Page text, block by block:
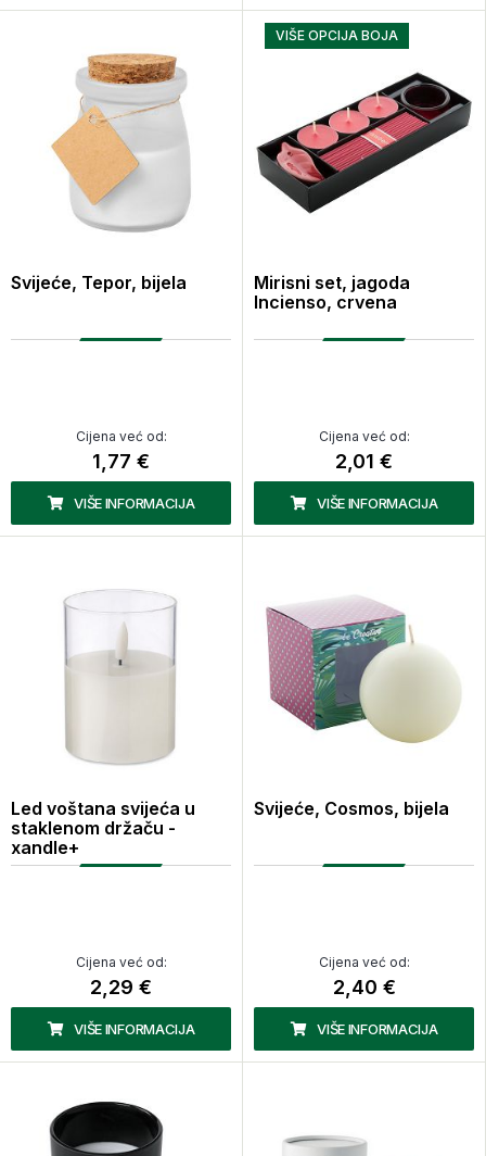
Svijeće, Tepor, bijela
Cijena već od:
1,77 €
VIŠE INFORMACIJA
VIŠE OPCIJA BOJA
Mirisni set, jagoda
Incienso, crvena
Cijena već od:
2,01 €
VIŠE INFORMACIJA
Led voštana svijeća u
staklenom držaču -
xandle+
Cijena već od:
2,29 €
VIŠE INFORMACIJA
Svijeće, Cosmos, bijela
Cijena već od:
2,40 €
VIŠE INFORMACIJA